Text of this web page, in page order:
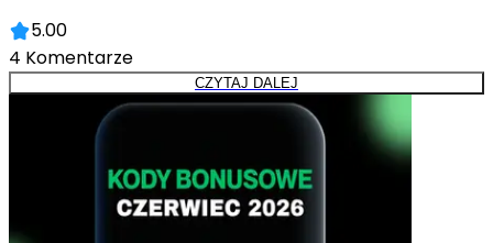
5.00
4 Komentarze
CZYTAJ DALEJ